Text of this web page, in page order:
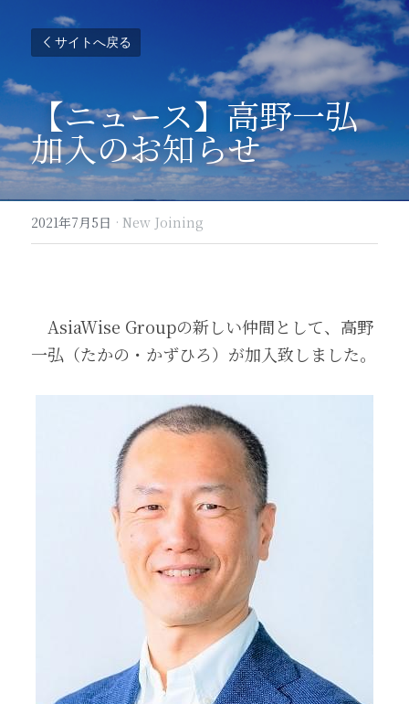
サイトへ戻る
【ニュース】高野一弘
加入のお知らせ
2021年7月5日 · New Joining
AsiaWise Groupの新しい仲間として、高野